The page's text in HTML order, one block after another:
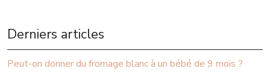
Derniers articles
Peut-on donner du fromage blanc à un bébé de 9 mois ?